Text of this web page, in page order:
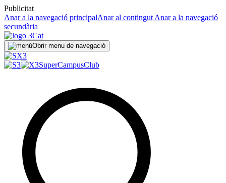
Publicitat
Anar a la navegació principalAnar al contingut Anar a la navegació
secundària
Obrir menu de navegació
SuperCampusClub